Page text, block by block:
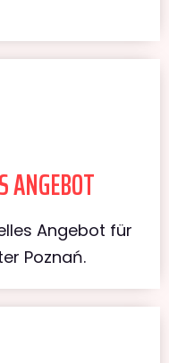
ANGEBOT
Angebot für
Poznań.